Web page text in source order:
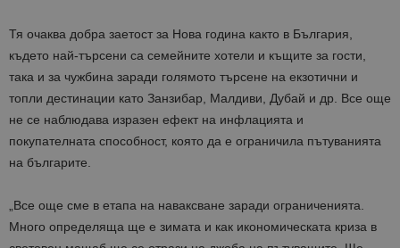
Тя очаква добра заетост за Нова година както в България,
където най-търсени са семейните хотели и къщите за гости,
така и за чужбина заради голямото търсене на екзотични и
топли дестинации като Занзибар, Малдиви, Дубай и др. Все още
не се наблюдава изразен ефект на инфлацията и
покупателната способност, която да е ограничила пътуванията
на българите.
„Все още сме в етапа на наваксване заради ограниченията.
Много определяща ще е зимата и как икономическата криза в